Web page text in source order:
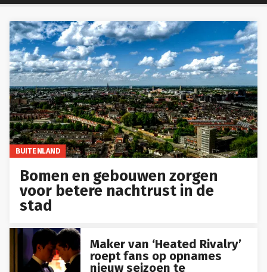
BUITENLAND
Bomen en gebouwen zorgen
voor betere nachtrust in de
stad
Maker van ‘Heated Rivalry’
roept fans op opnames
nieuw seizoen te